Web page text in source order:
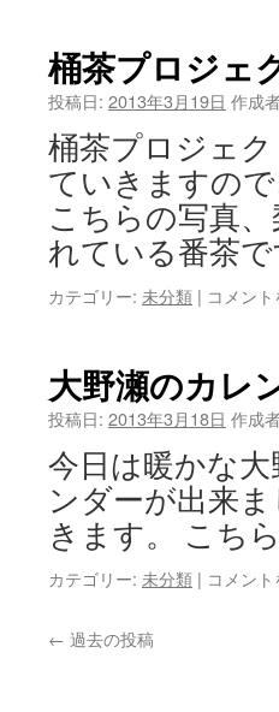
動
滝
桶茶プロジェ
投稿日: 2013年3月19日 作成
桶茶プロジェ
ていきますの
こちらの写真
れている番茶で
カテゴリー: 未分類 | 桶
ジ
ェ
ト
発
足
は
コメン
大野瀬のカレ
投稿日: 2013年3月18日 作成
今日は暖かな
ンダーが出来
きます。 こち
カテゴリー: 未分類 | 大
コメン
← 過去の投稿